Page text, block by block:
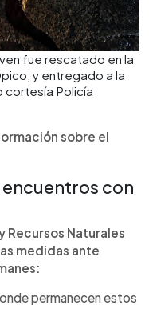
fue rescatado en la
y entregado a la
cortesía Policía
sobre el
con
Recursos Naturales
medidas ante
permanecen estos